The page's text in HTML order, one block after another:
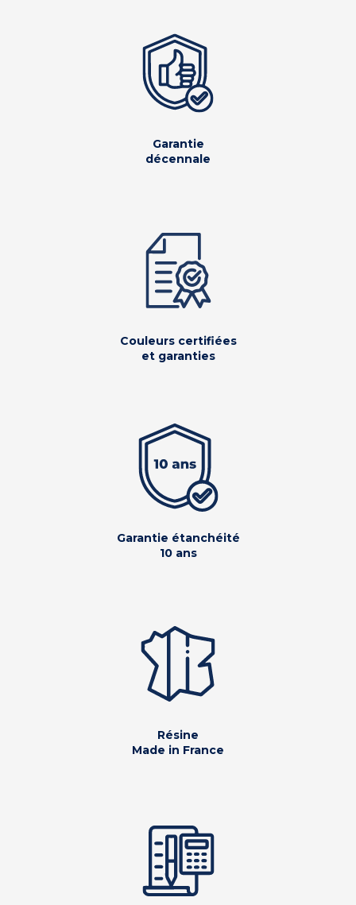
Garantie
décennale
Couleurs certifiées
et garanties
Garantie étanchéité
10 ans
Résine
Made in France